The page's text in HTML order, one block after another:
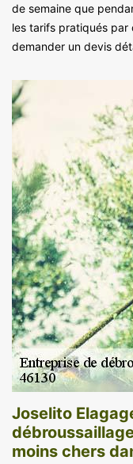
de semaine que
les tarifs pratiqués
demander un devis
Joselito
moins chers